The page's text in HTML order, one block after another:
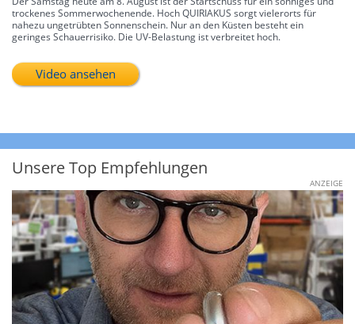
trockenes Sommerwochenende. Hoch QUIRIAKUS sorgt vielerorts für
nahezu ungetrübten Sonnenschein. Nur an den Küsten besteht ein
geringes Schauerrisiko. Die UV-Belastung ist verbreitet hoch.
Video ansehen
Unsere Top Empfehlungen
ANZEIGE